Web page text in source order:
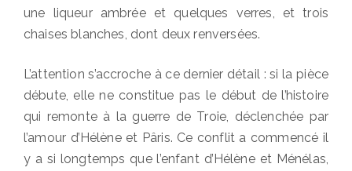
une liqueur ambrée et quelques verres, et trois
chaises blanches, dont deux renversées.
L’attention s’accroche à ce dernier détail : si la pièce
débute, elle ne constitue pas le début de l’histoire
qui remonte à la guerre de Troie, déclenchée par
l’amour d’Hélène et Pâris. Ce conflit a commencé il
y a si longtemps que l’enfant d’Hélène et Ménélas,